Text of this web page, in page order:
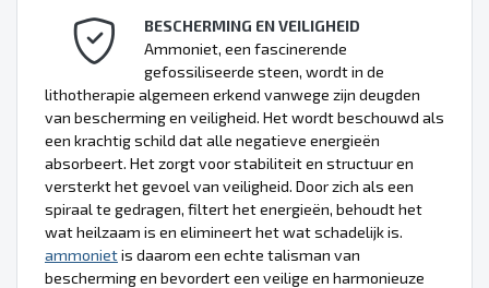
BESCHERMING EN VEILIGHEID
Ammoniet, een fascinerende
gefossiliseerde steen, wordt in de
lithotherapie algemeen erkend vanwege zijn deugden
van bescherming en veiligheid. Het wordt beschouwd als
een krachtig schild dat alle negatieve energieën
absorbeert. Het zorgt voor stabiliteit en structuur en
versterkt het gevoel van veiligheid. Door zich als een
spiraal te gedragen, filtert het energieën, behoudt het
wat heilzaam is en elimineert het wat schadelijk is.
ammonietis daarom een echte talisman van
bescherming en bevordert een veilige en harmonieuze